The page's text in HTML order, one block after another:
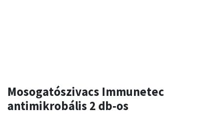
Mosogatószivacs Immunetec
antimikrobális 2 db-os